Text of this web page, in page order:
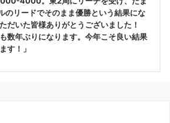
リードでそのまま優勝という結果にな
だいた皆様ありがとうございました！
数年ぶりになります。今年こそ良い結果
す！」